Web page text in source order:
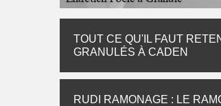
TOUT CE QU'IL FAUT
GRANULÉS À CADEN
RUDI RAMONAGE : LE